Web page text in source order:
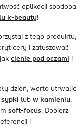
aplikacji spodoba
k-beauty!
z tego produktu,
cery i zatuszować
cienie pod oczami i
dzień, warto utrwalić
sypki lub w kamieniu,
soft-focus. Dobierz
i